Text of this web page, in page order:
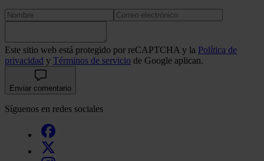
Este sitio web está protegido por reCAPTCHA y la Política de
privacidad y Términos de servicio de Google aplican.
Enviar comentario
Síguenos en redes sociales